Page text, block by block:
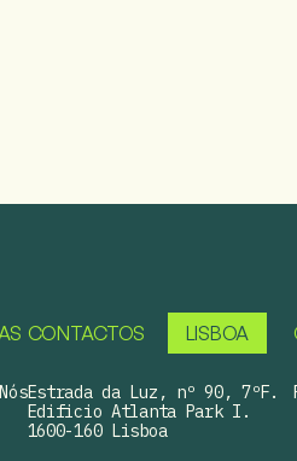
CONTACTOS LISBOA
Estrada da Luz, nº 90, 7ºF.
Edificio Atlanta Park I.
1600-160 Lisboa